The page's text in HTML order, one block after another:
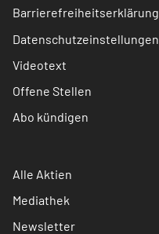
Barrierefreiheitserklärung
Datenschutzeinstellungen
Videotext
Offene Stellen
Abo kündigen
Alle Aktien
Mediathek
Newsletter